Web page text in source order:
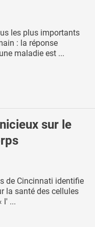
les plus importants
: la réponse
maladie est ...
sur le
de Cincinnati identifie
la santé des cellules
l' ...